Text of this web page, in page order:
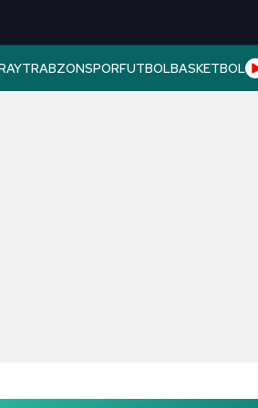
TRABZONSPORFUTBOLBASKETBOL